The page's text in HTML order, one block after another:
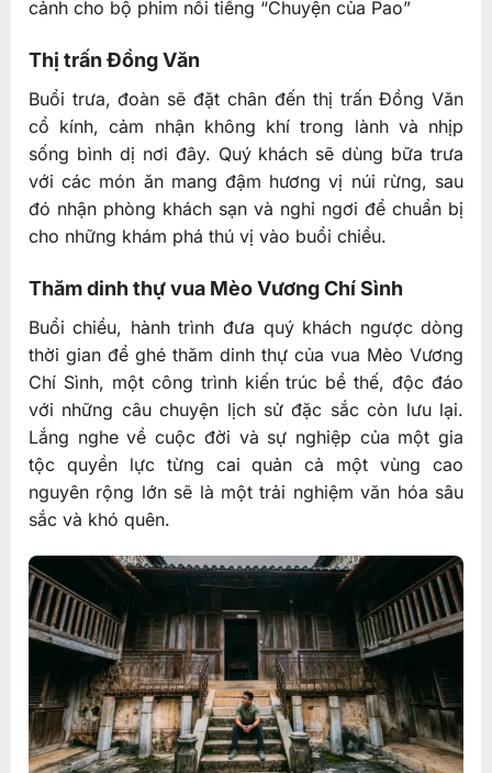
cảnh cho bộ phim nổi tiếng “Chuyện của Pao”
Thị trấn Đồng Văn
Buổi trưa, đoàn sẽ đặt chân đến thị trấn Đồng Văn
cổ kính, cảm nhận không khí trong lành và nhịp
sống bình dị nơi đây. Quý khách sẽ dùng bữa trưa
với các món ăn mang đậm hương vị núi rừng, sau
đó nhận phòng khách sạn và nghỉ ngơi để chuẩn bị
cho những khám phá thú vị vào buổi chiều.
Thăm dinh thự vua Mèo Vương Chí Sình
Buổi chiều, hành trình đưa quý khách ngược dòng
thời gian để ghé thăm dinh thự của vua Mèo Vương
Chí Sình, một công trình kiến trúc bề thế, độc đáo
với những câu chuyện lịch sử đặc sắc còn lưu lại.
Lắng nghe về cuộc đời và sự nghiệp của một gia
tộc quyền lực từng cai quản cả một vùng cao
nguyên rộng lớn sẽ là một trải nghiệm văn hóa sâu
sắc và khó quên.